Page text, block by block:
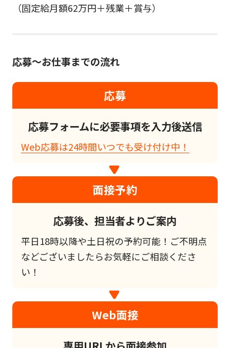
（固定給月額62万円＋残業＋賞与）
応募～お仕事までの流れ
応募
応募フォームに必要事項を入力後送信
Web応募は24時間いつでも受け付け中！
面接予約
応募後、担当者よりご案内
平日18時以降や土日祝の予約可能！ご不明点
などございましたらお気軽にご相談くださ
い！
Web面接